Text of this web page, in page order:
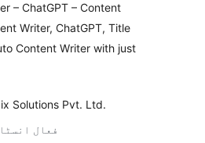
– ChatGPT – Content
Writer, ChatGPT, Title
Content Writer with just
Solutions Pvt. Ltd.
10+ فعال